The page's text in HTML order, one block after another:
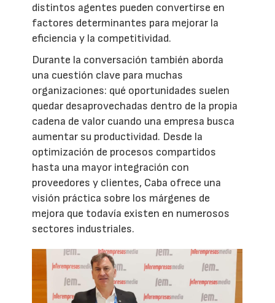
distintos agentes pueden convertirse en
factores determinantes para mejorar la
eficiencia y la competitividad.
Durante la conversación también aborda
una cuestión clave para muchas
organizaciones: qué oportunidades suelen
quedar desaprovechadas dentro de la propia
cadena de valor cuando una empresa busca
aumentar su productividad. Desde la
optimización de procesos compartidos
hasta una mayor integración con
proveedores y clientes, Caba ofrece una
visión práctica sobre los márgenes de
mejora que todavía existen en numerosos
sectores industriales.